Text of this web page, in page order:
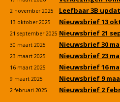
2 november 2025 Leefbaar 3B
13 oktober 2025 Nieuwsbrief 13
21 september 2025 Nieuwsbrief 21
30 maart 2025 Nieuwsbrief 30
23 maart 2025 Nieuwsbrief 23
16 maart 2025 Nieuwsbrief 16
9 maart 2025 Nieuwsbrief 9
2 februari 2025 Nieuwsbrief 2